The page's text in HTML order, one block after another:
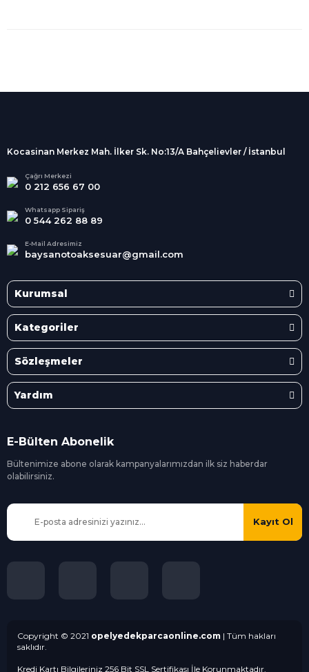
Alışveriş
kargolanmaktadır.
Tüm Kredi Kartlarına taksit
seçenekleri
Kocasinan Merkez Mah. İlker Sk. No:13/A Bahçelievler / İstanbul
Çağrı Merkezi
0 212 656 67 00
Whatsapp Sipariş
0 544 262 88 89
E-Mail Adresimiz
baysanotoaksesuar@gmail.com
Kurumsal
Kategoriler
Sözleşmeler
Yardım
E-Bülten Abonelik
Bültenimize abone olarak kampanyalarımızdan ilk siz haberdar
olabilirsiniz.
Kayıt Ol
Copyright © 2021 opelyedekparcaonline.com | Tüm hakları
saklıdır.
Kredi Kartı Bilgileriniz 256 Bit SSL Sertifikası İle Korunmaktadır.